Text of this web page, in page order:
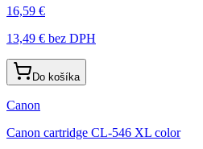
16,59 €
13,49 € bez DPH
Do košíka
Canon
Canon cartridge CL-546 XL color